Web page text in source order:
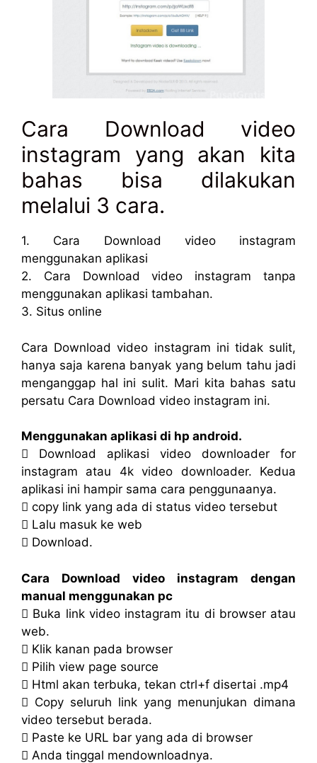
Cara Download video
instagram yang akan kita
bahas bisa dilakukan
melalui 3 cara.
1. Cara Download video instagram
menggunakan aplikasi
2. Cara Download video instagram tanpa
menggunakan aplikasi tambahan.
3. Situs online
Cara Download video instagram ini tidak sulit,
hanya saja karena banyak yang belum tahu jadi
menganggap hal ini sulit. Mari kita bahas satu
persatu Cara Download video instagram ini.
Menggunakan aplikasi di hp android.
 Download aplikasi video downloader for
instagram atau 4k video downloader. Kedua
aplikasi ini hampir sama cara penggunaanya.
 copy link yang ada di status video tersebut
 Lalu masuk ke web
 Download.
Cara Download video instagram dengan
manual menggunakan pc
 Buka link video instagram itu di browser atau
web.
 Klik kanan pada browser
 Pilih view page source
 Html akan terbuka, tekan ctrl+f disertai .mp4
 Copy seluruh link yang menunjukan dimana
video tersebut berada.
 Paste ke URL bar yang ada di browser
 Anda tinggal mendownloadnya.